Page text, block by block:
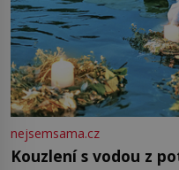
nejsemsama.cz
Kouzlení s vodou z